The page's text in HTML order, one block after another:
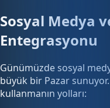
Sosyal Medya
Entegrasyonu
Günümüzde sosyal
büyük bir Pazar
kullanmanın yolları: